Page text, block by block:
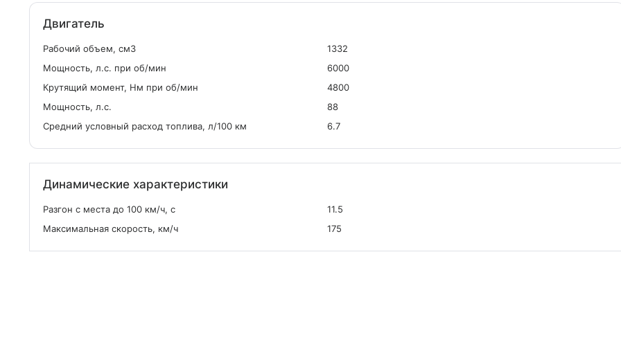
Двигатель
Рабочий объем, см3
1332
Мощность, л.с. при об/мин
6000
Крутящий момент, Нм при об/мин
4800
Мощность, л.с.
88
Средний условный расход топлива, л/100 км
6.7
Динамические характеристики
Разгон с места до 100 км/ч, с
11.5
Максимальная скорость, км/ч
175